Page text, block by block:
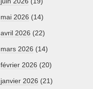
mai 2026 (14)
avril 2026 (22)
mars 2026 (14)
février 2026 (20)
janvier 2026 (21)